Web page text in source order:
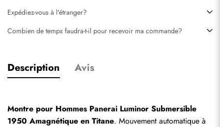
Expédiez-vous à l'étranger?
Combien de temps faudra-t-il pour recevoir ma commande?
Description Avis
Montre pour Hommes Panerai Luminor Submersible
1950 Amagnétique en Titane. Mouvement automatique à